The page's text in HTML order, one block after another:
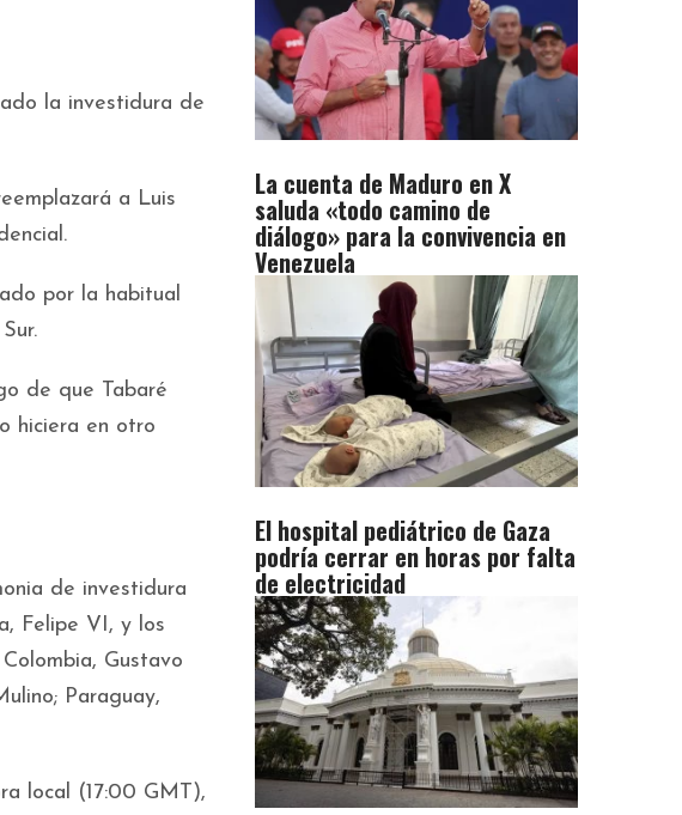
la investidura de
a Luis
por la habitual
de que Tabaré
hiciera en otro
de investidura
Felipe VI, y los
Gustavo
Paraguay,
local (17:00 GMT),
La cuenta de Maduro en X
saluda «todo camino de
diálogo» para la convivencia en
Venezuela
El hospital pediátrico de Gaza
podría cerrar en horas por falta
de electricidad